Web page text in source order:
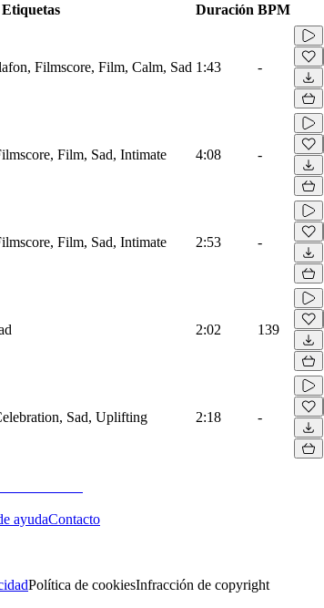
Etiquetas Duración BPM
Filmscore, Film, Calm, Sad 1:43 -
Film, Sad, Intimate 4:08 -
Film, Sad, Intimate 2:53 -
2:02 139
Sad, Uplifting 2:18 -
ayudaContacto
Política de cookiesInfracción de copyright